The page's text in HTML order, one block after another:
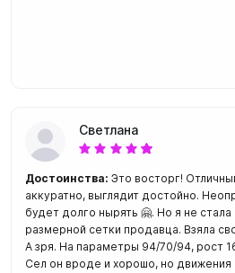
Светлана
Достоинства: Это восторг!
аккуратно, выглядит достойно.
будет долго нырять 🤗. Но я не стала
размерной сетки продавца. Взяла
А зря. На параметры 94/70/94, рост
Сел он вроде и хорошо, но